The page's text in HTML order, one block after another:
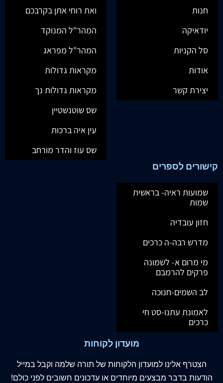
חנות
יודאיקה
סל הקניות
אודות
יצירת קשר
ואת רוחי אתן בקרבכם
המהר"ל המנוקד
המהר"ל מפראג
מקראות גדולות
מקראות גדולות נך
שס שוטנשטיין
עין איה ברכות
שס עוז והדר מורחב
קישורים לספרים
שמועות ראיה- בראשית
שמות
חזון עובדיה
מדרש רבה-ה כרכים
מי מרום א- לשמונה
פרקים להרמבם
לב השמים-חנוכה
לאמונת עתנו-סט חי
כרכים
מועדון לקוחות
הצטרף אלינו למועדון הלקוחות של תורה שלמה וקבל במייל
הודעות בדבר מבצעים מיוחדים או עדכונים חשובים לפני כולם!